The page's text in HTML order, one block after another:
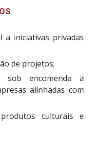
a iniciativas privadas
de projetos;
sob encomenda a
alinhadas com
culturais e